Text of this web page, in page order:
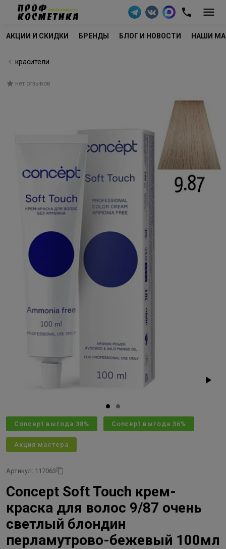
АКЦИИ И СКИДКИ БРЕНДЫ БЛОГ И НОВОСТИ НАШИ
красители
нет отзывов
Concept выгода 38% Concept выгода 36%
Акция мастера
Артикул: 117063
Concept Soft Touch крем-
краска для волос 9/87 очень
светлый блондин
перламутрово-бежевый 100мл